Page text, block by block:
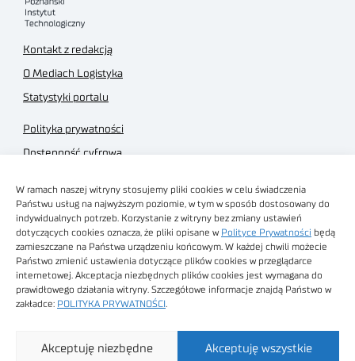
W ramach naszej witryny stosujemy pliki cookies w celu świadczenia
Państwu usług na najwyższym poziomie, w tym w sposób dostosowany do
indywidualnych potrzeb. Korzystanie z witryny bez zmiany ustawień
dotyczących cookies oznacza, że pliki opisane w Polityce Prywatności będą
zamieszczane na Państwa urządzeniu końcowym. W każdej chwili możecie
Państwo zmienić ustawienia dotyczące plików cookies w przeglądarce
internetowej. Akceptacja niezbędnych plików cookies jest wymagana do
prawidłowego działania witryny. Szczegółowe informacje znajdą Państwo w
zakładce: POLITYKA PRYWATNOŚCI
Akceptuję wszystkie
Akceptuję niezbędne
Kontakt z redakcją
O Mediach Logistyka
Statystyki portalu
Polityka prywatności
Dostępność cyfrowa
Regulamin sklepu
Obrazy stockowe
autorstwa
Technologiczny